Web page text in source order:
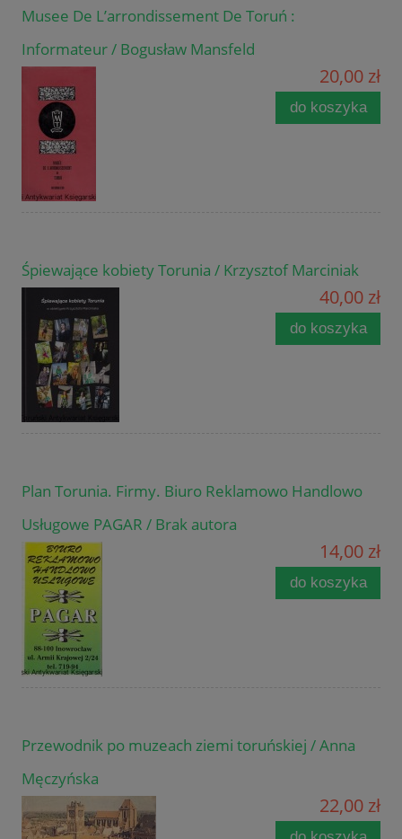
Musee De L’arrondissement De Toruń :
Informateur / Bogusław Mansfeld
20,00 zł
do koszyka
Śpiewające kobiety Torunia / Krzysztof Marciniak
40,00 zł
do koszyka
Plan Torunia. Firmy. Biuro Reklamowo Handlowo
Usługowe PAGAR / Brak autora
14,00 zł
do koszyka
Przewodnik po muzeach ziemi toruńskiej / Anna
Męczyńska
22,00 zł